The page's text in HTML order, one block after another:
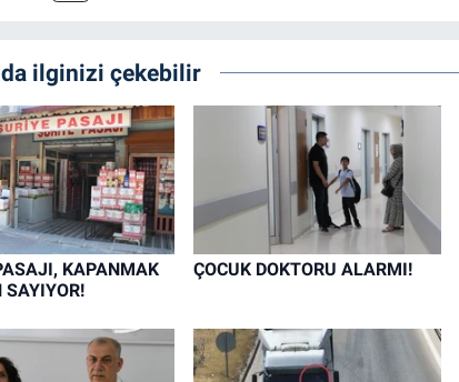
ilginizi çekebilir
KAPANMAK
SAYIYOR!
ÇOCUK DOKTORU ALARMI!